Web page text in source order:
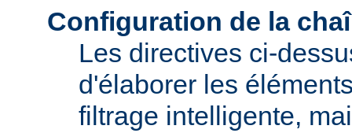
Configuration de la
Les directives ci-
d'élaborer les
filtrage intelligente,